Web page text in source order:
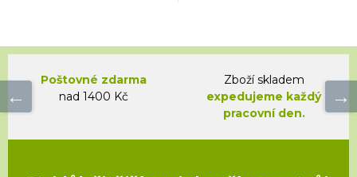
Poštovné zdarma
nad 1400 Kč
Zboží skladem
expedujeme každý
pracovní den.